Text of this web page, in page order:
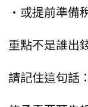
•或提前準備
重點不是誰出
請記住這句話：